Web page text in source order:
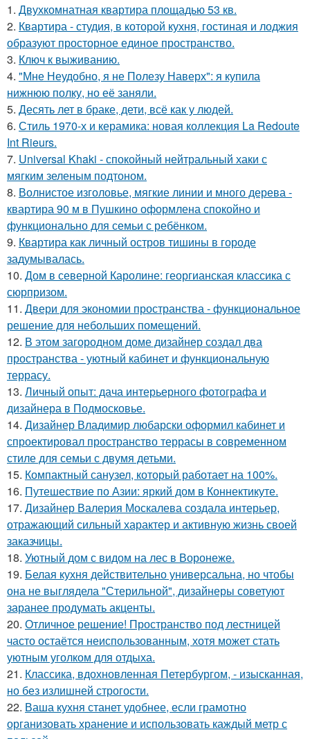
1. Двухкомнатная квартира площадью 53 кв.
2. Квартира - студия, в которой кухня, гостиная и лоджия
образуют просторное единое пространство.
3. Ключ к выживанию.
4. "Мне Неудобно, я не Полезу Наверх": я купила
нижнюю полку, но её заняли.
5. Десять лет в браке, дети, всё как у людей.
6. Стиль 1970-х и керамика: новая коллекция La Redoute
Int Rieurs.
7. Universal Khaki - спокойный нейтральный хаки с
мягким зеленым подтоном.
8. Волнистое изголовье, мягкие линии и много дерева -
квартира 90 м в Пушкино оформлена спокойно и
функционально для семьи с ребёнком.
9. Квартира как личный остров тишины в городе
задумывалась.
10. Дом в северной Каролине: георгианская классика с
сюрпризом.
11. Двери для экономии пространства - функциональное
решение для небольших помещений.
12. В этом загородном доме дизайнер создал два
пространства - уютный кабинет и функциональную
террасу.
13. Личный опыт: дача интерьерного фотографа и
дизайнера в Подмосковье.
14. Дизайнер Владимир любарски оформил кабинет и
спроектировал пространство террасы в современном
стиле для семьи с двумя детьми.
15. Компактный санузел, который работает на 100%.
16. Путешествие по Азии: яркий дом в Коннектикуте.
17. Дизайнер Валерия Москалева создала интерьер,
отражающий сильный характер и активную жизнь своей
заказчицы.
18. Уютный дом с видом на лес в Воронеже.
19. Белая кухня действительно универсальна, но чтобы
она не выглядела "Стерильной", дизайнеры советуют
заранее продумать акценты.
20. Отличное решение! Пространство под лестницей
часто остаётся неиспользованным, хотя может стать
уютным уголком для отдыха.
21. Классика, вдохновленная Петербургом, - изысканная,
но без излишней строгости.
22. Ваша кухня станет удобнее, если грамотно
организовать хранение и использовать каждый метр с